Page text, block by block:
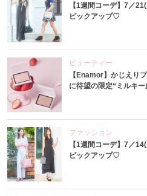
【1週間コーデ】7／
ピックアップ♡
ビューティー
【Enamor】かじえり
に待望の限定“ミルキー
ファッション
【1週間コーデ】7／
ピックアップ♡